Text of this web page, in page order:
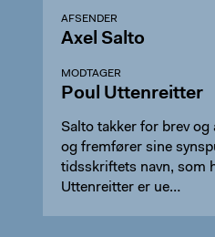
AFSENDER
Axel Salto
MODTAGER
Poul Uttenreitter
Salto takker for brev og
og fremfører sine
tidsskriftets navn, som
Uttenreitter er ue…